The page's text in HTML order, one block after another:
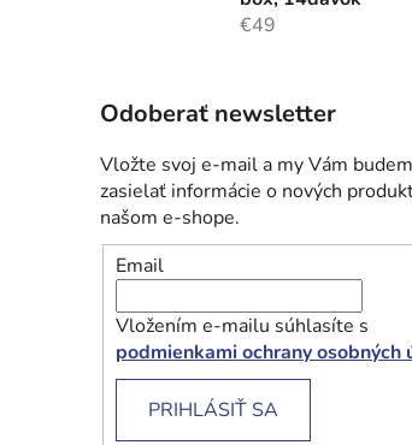
€49
Odoberať newsletter
Vložte svoj e-mail a my Vám
zasielať informácie o nových
našom e-shope.
Email
Vložením e-mailu súhlasíte s
podmienkami ochrany osobných
PRIHLÁSIŤ SA